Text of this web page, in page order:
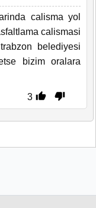
calisma yol
calismasi
belediyesi
bizim oralara
3